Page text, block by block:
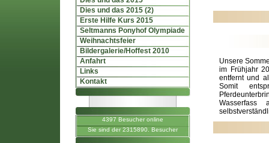
Dies und das 2015 (2)
Erste Hilfe Kurs 2015
Seltmanns Ponyhof Olympiade
Weihnachtsfeier
Bildergalerie/Hoffest 2010
Anfahrt
Links
Kontakt
4397 Besucher online
Sie sind der 2315890. Besucher
Unsere
im Frühjahr
entfernt und
Somit